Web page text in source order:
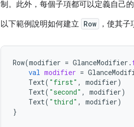
制。此外，每個子項都可以定義自己
以下範例說明如何建立 Row ，使其
Row(modifier = GlanceModifier .
val modifier =
Text( "first" , modifier)
Text( "second" , modifier)
Text( "third" , modifier)
}